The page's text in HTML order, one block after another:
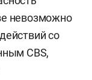
невозможно
со
CBS,